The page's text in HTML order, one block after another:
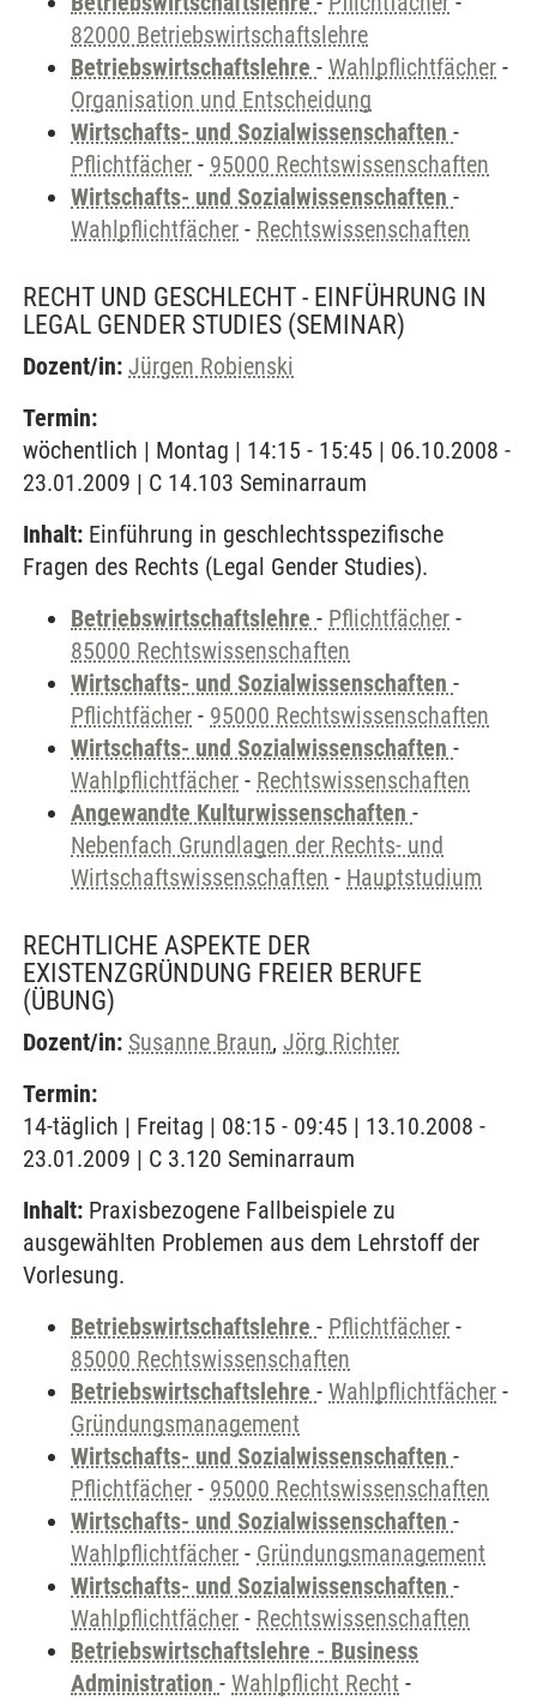
82000 Betriebswirtschaftslehre
Betriebswirtschaftslehre - Wahlpflichtfächer -
Organisation und Entscheidung
Wirtschafts- und Sozialwissenschaften -
Pflichtfächer - 95000 Rechtswissenschaften
Wirtschafts- und Sozialwissenschaften -
Wahlpflichtfächer - Rechtswissenschaften
RECHT UND GESCHLECHT - EINFÜHRUNG IN
LEGAL GENDER STUDIES (SEMINAR)
Dozent/in: Jürgen Robienski
Termin:
wöchentlich | Montag | 14:15 - 15:45 | 06.10.2008 -
23.01.2009 | C 14.103 Seminarraum
Inhalt: Einführung in geschlechtsspezifische
Fragen des Rechts (Legal Gender Studies).
Betriebswirtschaftslehre - Pflichtfächer -
85000 Rechtswissenschaften
Wirtschafts- und Sozialwissenschaften -
Pflichtfächer - 95000 Rechtswissenschaften
Wirtschafts- und Sozialwissenschaften -
Wahlpflichtfächer - Rechtswissenschaften
Angewandte Kulturwissenschaften -
Nebenfach Grundlagen der Rechts- und
Wirtschaftswissenschaften - Hauptstudium
RECHTLICHE ASPEKTE DER
EXISTENZGRÜNDUNG FREIER BERUFE
(ÜBUNG)
Dozent/in: Susanne Braun, Jörg Richter
Termin:
14-täglich | Freitag | 08:15 - 09:45 | 13.10.2008 -
23.01.2009 | C 3.120 Seminarraum
Inhalt: Praxisbezogene Fallbeispiele zu
ausgewählten Problemen aus dem Lehrstoff der
Vorlesung.
Betriebswirtschaftslehre - Pflichtfächer -
85000 Rechtswissenschaften
Betriebswirtschaftslehre - Wahlpflichtfächer -
Gründungsmanagement
Wirtschafts- und Sozialwissenschaften -
Pflichtfächer - 95000 Rechtswissenschaften
Wirtschafts- und Sozialwissenschaften -
Wahlpflichtfächer - Gründungsmanagement
Wirtschafts- und Sozialwissenschaften -
Wahlpflichtfächer - Rechtswissenschaften
Betriebswirtschaftslehre - Business
Administration - Wahlpflicht Recht -